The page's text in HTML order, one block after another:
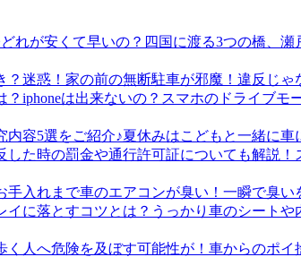
四国に渡る3つの橋、
迷惑！家の前の無断駐車が邪魔！違反じゃ
スマホのドライブモ
夏休みはこどもと一緒に
車のエアコンが臭い！一瞬で臭
うっかり車のシート
車からのポイ